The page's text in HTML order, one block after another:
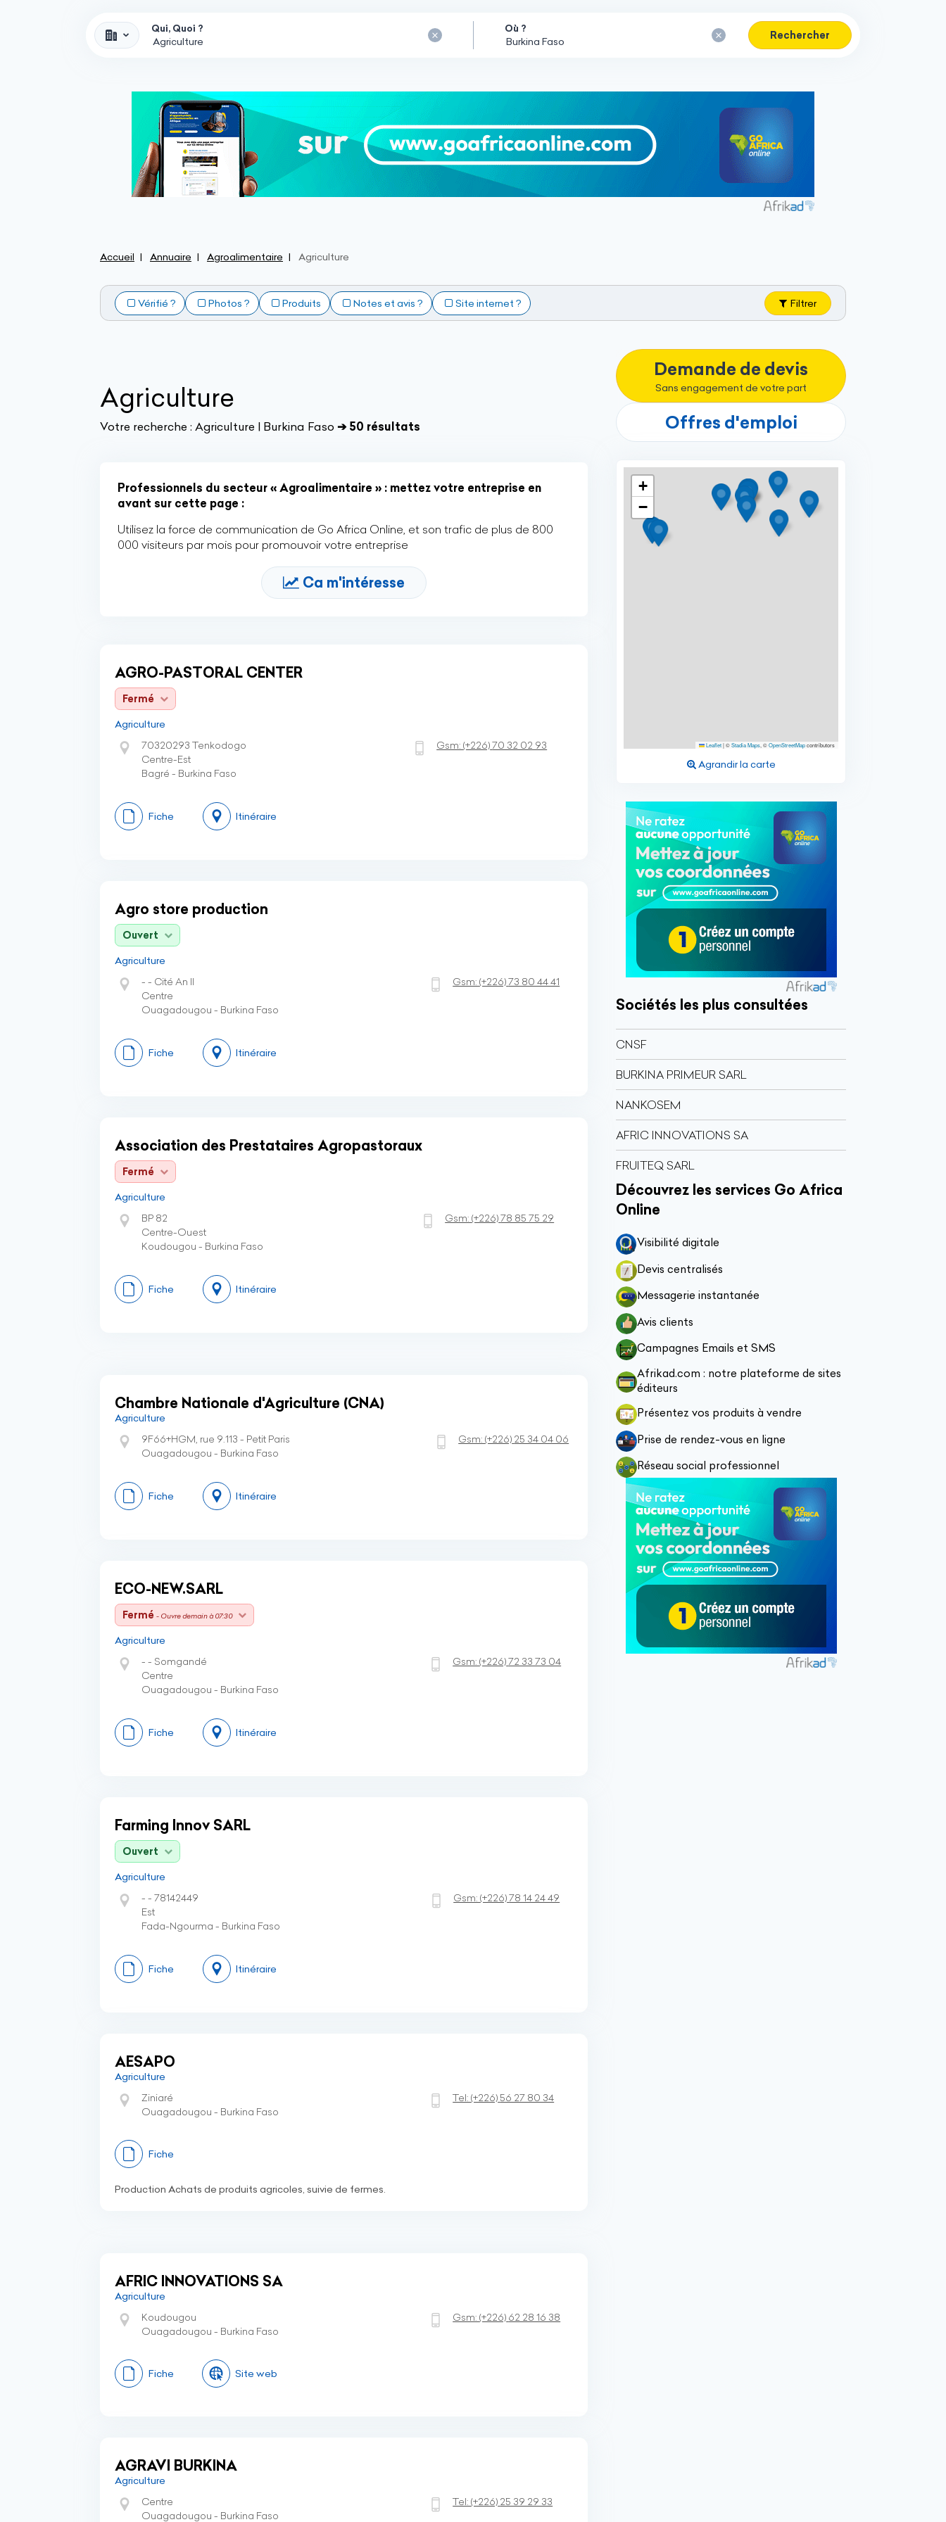
Qui, Quoi ? Où ?
Rechercher
Accueil Annuaire Agroalimentaire Agriculture
Vérifié ? Photos ? Produits Notes et avis ? Site internet ? Filtrer
Agriculture
Votre recherche : Agriculture | Burkina Faso ➔ 50 résultats
Professionnels du secteur « Agroalimentaire » : mettez votre entreprise en
avant sur cette page :
Utilisez la force de communication de Go Africa Online, et son trafic de plus de 800
000 visiteurs par mois pour promouvoir votre entreprise
Ca m'intéresse
AGRO-PASTORAL CENTER
Fermé
Agriculture
70320293 Tenkodogo
Centre-Est
Bagré - Burkina Faso
Gsm:(+226)70 32 02 93
Fiche Itinéraire
Agro store production
Ouvert
Agriculture
- - Cité An II
Centre
Ouagadougou - Burkina Faso
Gsm:(+226)73 80 44 41
Fiche Itinéraire
Association des Prestataires Agropastoraux
Fermé
Agriculture
BP 82
Centre-Ouest
Koudougou - Burkina Faso
Gsm:(+226)78 85 75 29
Fiche Itinéraire
Chambre Nationale d'Agriculture (CNA)
Agriculture
9F66+HGM, rue 9.113 - Petit Paris
Ouagadougou - Burkina Faso
Gsm:(+226) 25 34 04 06
Fiche Itinéraire
ECO-NEW.SARL
Fermé - Ouvre demain à 07:30
Agriculture
- - Somgandé
Centre
Ouagadougou - Burkina Faso
Gsm:(+226)72 33 73 04
Fiche Itinéraire
Farming Innov SARL
Ouvert
Agriculture
- - 78142449
Est
Fada-Ngourma - Burkina Faso
Gsm:(+226)78 14 24 49
Fiche Itinéraire
AESAPO
Agriculture
Ziniaré
Ouagadougou - Burkina Faso
Tel:(+226) 56 27 80 34
Fiche
Production Achats de produits agricoles, suivie de fermes.
AFRIC INNOVATIONS SA
Agriculture
Koudougou
Ouagadougou - Burkina Faso
Gsm:(+226) 62 28 16 38
Fiche Site web
AGRAVI BURKINA
Agriculture
Centre
Ouagadougou - Burkina Faso
Tel:(+226) 25 39 29 33
Demande de devis
Sans engagement de votre part
Offres d'emploi
+
−
Leaflet|©Stadia Maps, ©OpenStreetMapcontributors
Agrandir la carte
Sociétés les plus consultées
CNSF
BURKINA PRIMEUR SARL
NANKOSEM
AFRIC INNOVATIONS SA
FRUITEQ SARL
Découvrez les services Go Africa
Online
Visibilité digitale
Devis centralisés
Messagerie instantanée
Avis clients
Campagnes Emails et SMS
Afrikad.com : notre plateforme de sites
éditeurs
Présentez vos produits à vendre
Prise de rendez-vous en ligne
Réseau social professionnel